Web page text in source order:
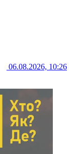
06.08.2026, 10:26